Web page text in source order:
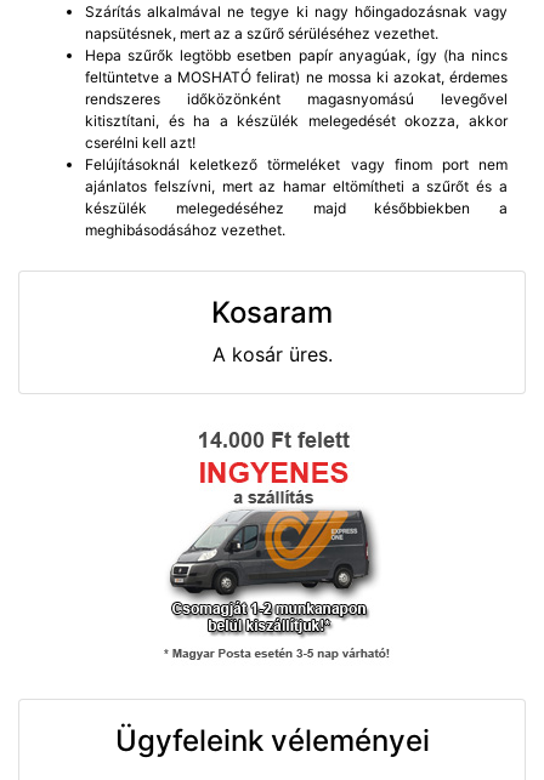
Szárítás alkalmával ne tegye ki nagy hőingadozásnak vagy
napsütésnek, mert az a szűrő sérüléséhez vezethet.
Hepa szűrők legtöbb esetben papír anyagúak, így (ha nincs
feltüntetve a MOSHATÓ felirat) ne mossa ki azokat, érdemes
rendszeres időközönként magasnyomású levegővel
kitisztítani, és ha a készülék melegedését okozza, akkor
cserélni kell azt!
Felújításoknál keletkező törmeléket vagy finom port nem
ajánlatos felszívni, mert az hamar eltömítheti a szűrőt és a
készülék melegedéséhez majd későbbiekben a
meghibásodásához vezethet.
Kosaram
A kosár üres.
Ügyfeleink véleményei